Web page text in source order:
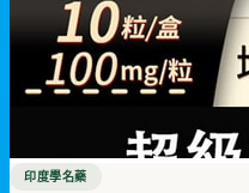
印度學名藥